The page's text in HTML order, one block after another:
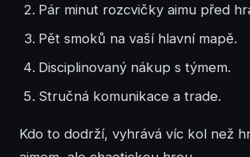
Pár minut rozcvičky aimu před
Pět smoků na vaší hlavní mapě.
Disciplinovaný nákup s týmem.
Stručná komunikace a trade.
Kdo to dodrží, vyhrává víc kol než